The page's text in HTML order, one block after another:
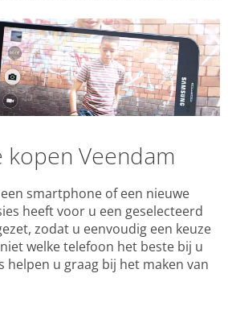
Veendam
smartphone of een nieuwe
heeft voor u een geselecteerd
zodat u eenvoudig een keuze
welke telefoon het beste bij u
helpen u graag bij het maken van